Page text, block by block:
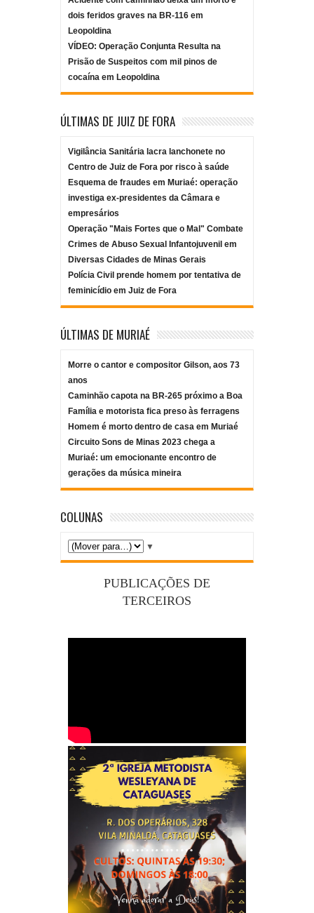
dois feridos graves na BR-116 em
Leopoldina
VÍDEO: Operação Conjunta Resulta na
Prisão de Suspeitos com mil pinos de
cocaína em Leopoldina
ÚLTIMAS DE JUIZ DE FORA
Vigilância Sanitária lacra lanchonete no
Centro de Juiz de Fora por risco à saúde
Esquema de fraudes em Muriaé: operação
investiga ex-presidentes da Câmara e
empresários
Operação "Mais Fortes que o Mal" Combate
Crimes de Abuso Sexual Infantojuvenil em
Diversas Cidades de Minas Gerais
Polícia Civil prende homem por tentativa de
feminicídio em Juiz de Fora
ÚLTIMAS DE MURIAÉ
Morre o cantor e compositor Gilson, aos 73
anos
Caminhão capota na BR-265 próximo a Boa
Família e motorista fica preso às ferragens
Homem é morto dentro de casa em Muriaé
Circuito Sons de Minas 2023 chega a
Muriaé: um emocionante encontro de
gerações da música mineira
COLUNAS
▼
PUBLICAÇÕES DE
TERCEIROS